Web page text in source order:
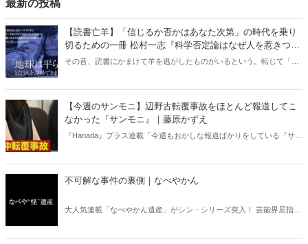
最新の投稿
【読書亡羊】「信じるか否かはあなた次第」の時代を乗り
切るための一冊 松村一志『科学否定論はなぜ人を惹きつけ
るのか』（ちくま新書）｜梶原麻衣子
その昔、読書にかまけて羊を逃がしたものがいるという。転じて「読
ある。元月刊『Hanada』編集部員のライター・梶原がお送りする時事
【今週のサンモニ】辺野古転覆事故をほとんど報道してこ
なかった『サンモニ』｜藤原かずえ
『Hanada』プラス連載「今週もおかしな報道ばかりをしている『サン
不可解な事件の裏側｜なべやかん
大人気連載「なべやかん遺産」がシン・シリーズ突入！ 芸能界屈指の